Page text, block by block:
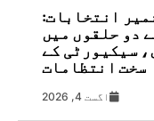
انتخابات:
دو حلقوں میں
سیکیورٹی کے
سخت انتظامات
اگست 4, 2026